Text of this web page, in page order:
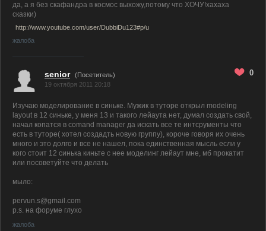
да, а я без скафандра в космос выхожу,потому что ХОЧУ!хахаха
сказки)
http://www.youtube.com/user/DubbiDu123#p/u
жалоба
senior
(Посетитель)
19 октября 2011 20:18
0
Изучаю моделирование в синьке. Мужик в туторе открыл modeling
layout в 12 синьке, у меня 13 и такого лейаута нет, думал создать свой,
начал копатся в comand manager да искать все те интсрументы что
есть в туторе( хотел создадть новую группу), короче говоря их очень
много и это долго и все не нашел, пока единственная мысль если у
кого стоит 12 синька киньте с нее моделинг лейаут мне, мб прокатит
или посоветуйте что делать
мыло:
pervun.s@gmail.com
p.s. на форуме глухо
жалоба